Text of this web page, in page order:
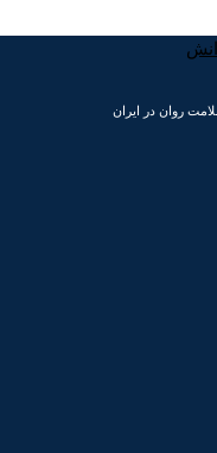
روان در ایران